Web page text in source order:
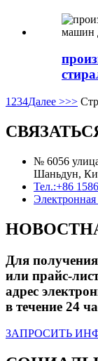
1 234Далее >>>
№ 6056
Шаньдун,
Тел.:+86
Электронная
Для
или прайс-
адрес
в течение 24
ЗАПРОСИТЬ